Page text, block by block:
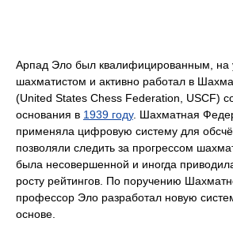
Арпад Эло был квалифицированным, на
шахматистом и активно работал в
(United States Chess Federation, USCF)
основания в 1939 году. Шахматная
применяла цифровую систему для
позволяли следить за прогрессом
была несовершенной и иногда
росту рейтингов. По поручению
профессор Эло разработал новую
основе.